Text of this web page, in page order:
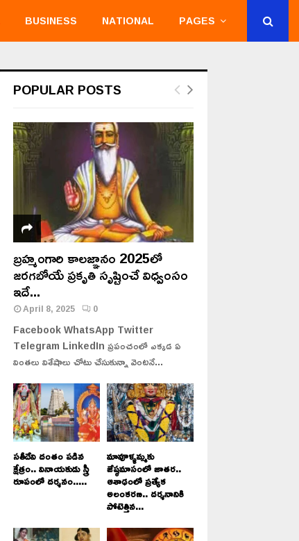
BUSINESS NATIONAL PAGES
POPULAR POSTS
బ్రహ్మంగారి కాలజ్ఞానం 2025లో
జరగబోయే ప్రకృతి సృష్టించే విధ్వంసం
ఇదే...
April 8, 2025 0
Facebook WhatsApp Twitter
Telegram LinkedIn ప్రపంచంలో ఎక్కడ ఏ
వింతలు విశేషాలు చోటు చేసుకున్నా వెంటనే...
సతీదేవి దంతం పడిన
క్షేత్రం.. వినాయకుడు స్త్రీ
రూపంలో దర్శనం.....
మావూళ్ళమ్మకు
జేష్ఠమాసంలో జాతర..
ఆశాఢంలో ప్రత్యేక
అలంకరణ.. దర్శనానికి
పోటెత్తిన...